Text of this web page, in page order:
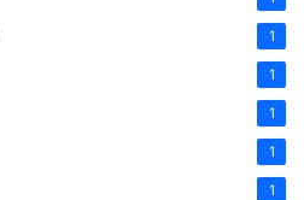
1
1
1
1
1